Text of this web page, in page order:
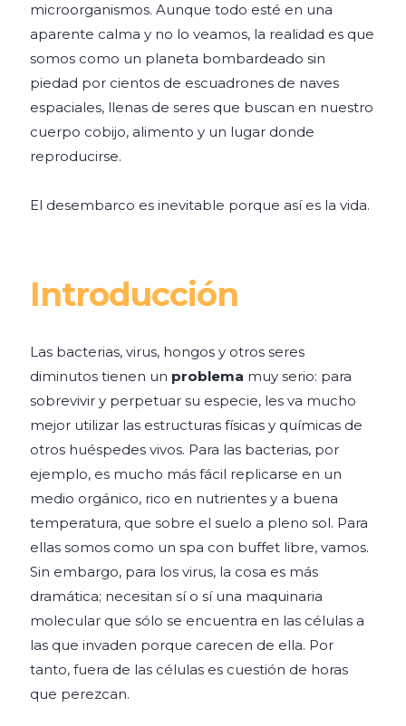
microorganismos. Aunque todo esté en una
aparente calma y no lo veamos, la realidad es que
somos como un planeta bombardeado sin
piedad por cientos de escuadrones de naves
espaciales, llenas de seres que buscan en nuestro
cuerpo cobijo, alimento y un lugar donde
reproducirse.
El desembarco es inevitable porque así es la vida.
Introducción
Las bacterias, virus, hongos y otros seres
diminutos tienen un problema muy serio: para
sobrevivir y perpetuar su especie, les va mucho
mejor utilizar las estructuras físicas y químicas de
otros huéspedes vivos. Para las bacterias, por
ejemplo, es mucho más fácil replicarse en un
medio orgánico, rico en nutrientes y a buena
temperatura, que sobre el suelo a pleno sol. Para
ellas somos como un spa con buffet libre, vamos.
Sin embargo, para los virus, la cosa es más
dramática; necesitan sí o sí una maquinaria
molecular que sólo se encuentra en las células a
las que invaden porque carecen de ella. Por
tanto, fuera de las células es cuestión de horas
que perezcan.